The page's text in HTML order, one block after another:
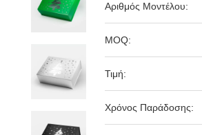
Αριθμός Μοντέλου:
MOQ:
Τιμή:
Χρόνος Παράδοσης: